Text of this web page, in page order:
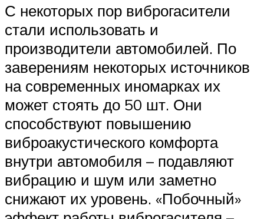
С некоторых пор виброгасители
стали использовать и
производители автомобилей. По
заверениям некоторых источников
на современных иномарках их
может стоять до 50 шт. Они
способствуют повышению
виброакустического комфорта
внутри автомобиля – подавляют
вибрацию и шум или заметно
снижают их уровень. «Побочный»